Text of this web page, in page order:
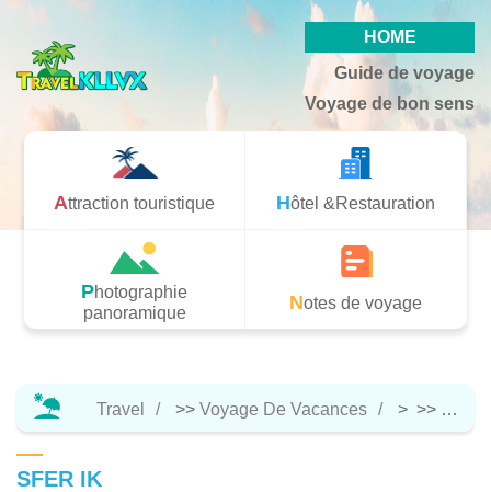
HOME
Guide de voyage
Voyage de bon sens
Attraction touristique Hôtel &Restauration
Photographie
panoramique
Notes de voyage
Travel >> Voyage De Vacances > >>
SFER IK